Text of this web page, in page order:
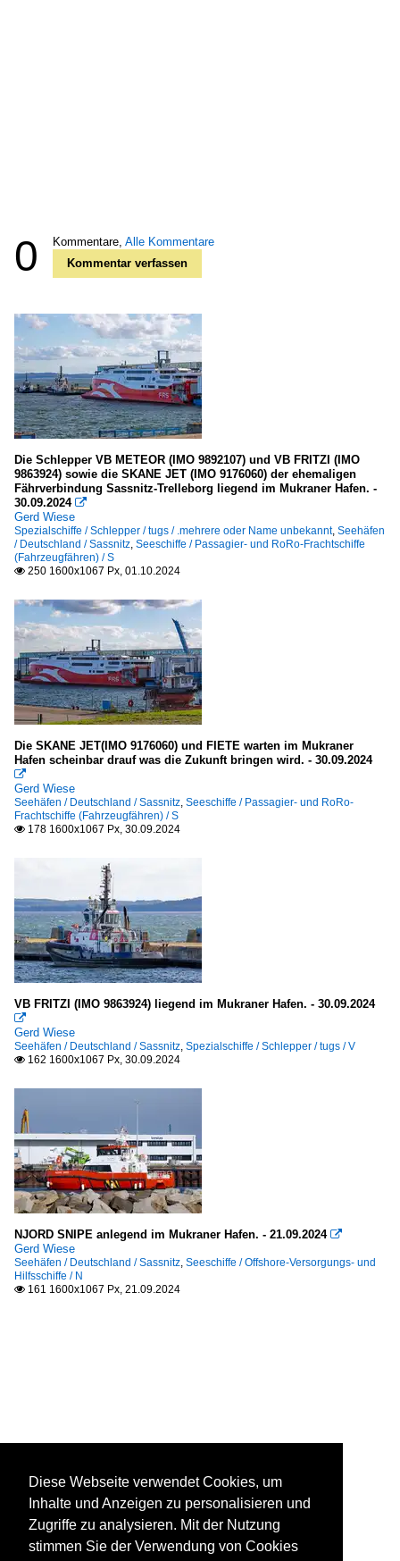
0 Kommentare, Alle Kommentare
Kommentar verfassen
Die Schlepper VB METEOR (IMO 9892107) und VB FRITZI (IMO
9863924) sowie die SKANE JET (IMO 9176060) der ehemaligen
Fährverbindung Sassnitz-Trelleborg liegend im Mukraner Hafen. -
30.09.2024 
Gerd Wiese
Spezialschiffe / Schlepper / tugs / .mehrere oder Name unbekannt, Seehäfen
/ Deutschland / Sassnitz, Seeschiffe / Passagier- und RoRo-Frachtschiffe
(Fahrzeugfähren) / S
 250 1600x1067 Px, 01.10.2024
Die SKANE JET(IMO 9176060) und FIETE warten im Mukraner
Hafen scheinbar drauf was die Zukunft bringen wird. - 30.09.2024

Gerd Wiese
Seehäfen / Deutschland / Sassnitz, Seeschiffe / Passagier- und RoRo-
Frachtschiffe (Fahrzeugfähren) / S
 178 1600x1067 Px, 30.09.2024
VB FRITZI (IMO 9863924) liegend im Mukraner Hafen. - 30.09.2024

Gerd Wiese
Seehäfen / Deutschland / Sassnitz, Spezialschiffe / Schlepper / tugs / V
 162 1600x1067 Px, 30.09.2024
NJORD SNIPE anlegend im Mukraner Hafen. - 21.09.2024 
Gerd Wiese
Seehäfen / Deutschland / Sassnitz, Seeschiffe / Offshore-Versorgungs- und
Hilfsschiffe / N
 161 1600x1067 Px, 21.09.2024
Diese Webseite verwendet Cookies, um
Inhalte und Anzeigen zu personalisieren und
Zugriffe zu analysieren. Mit der Nutzung
stimmen Sie der Verwendung von Cookies